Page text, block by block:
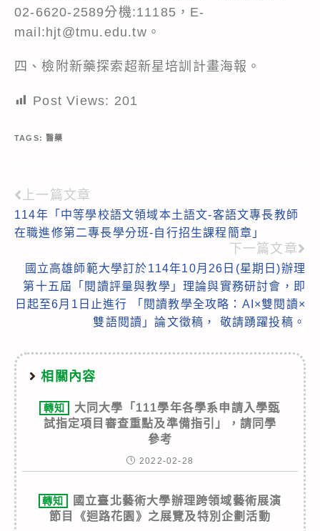
02-6620-2589分機:11185，E-
mail:hjt@tmu.edu.tw。
四、檢附新藥探索超新星培訓計畫海報。
Post Views: 201
TAGS:醫藥
Read
more
上一篇文章
114年「中等學校語文領域本土語文-客語文專長教師
在職進修第二專長學分班-自行招生課程簡章」
下一篇文章
國立高雄師範大學訂於114年10月26日(星期日)辦理
第十五屆「閱讀評量與教學」理論與實務研討會，即
日起至6月1日止進行 「閱讀教學全攻略：AI×雙閱讀×
雙語閱讀」論文徵稿， 敬請踴躍投稿。
相關內容
轉知
大同大學「111學年各學系申請入學甄
試指定項目審查重點及準備指引」，請同學
參考
2022-02-28
轉知
國立臺北藝術大學辦理跨領域藝術展演
節目《迴路花園》之展覽及特別企劃活動